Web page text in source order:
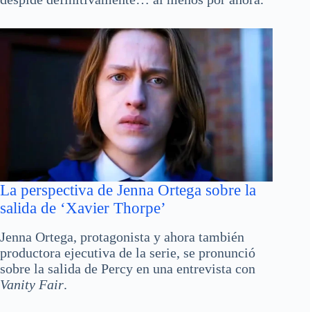
La perspectiva de Jenna Ortega sobre la
salida de ‘Xavier Thorpe’
Jenna Ortega, protagonista y ahora también
productora ejecutiva de la serie, se pronunció
sobre la salida de Percy en una entrevista con
Vanity Fair.